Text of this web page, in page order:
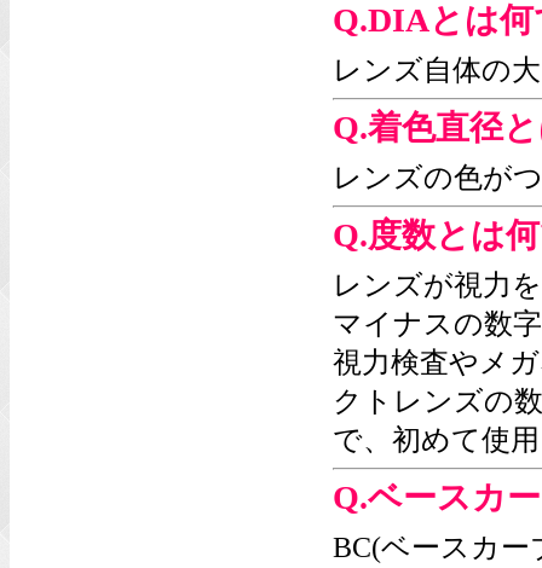
Q.DIAとは
レンズ自体の
Q.着色直径
レンズの色が
Q.度数とは
レンズが視力
マイナスの数
視力検査やメ
クトレンズの
で、初めて使
Q.ベースカ
BC(ベースカ